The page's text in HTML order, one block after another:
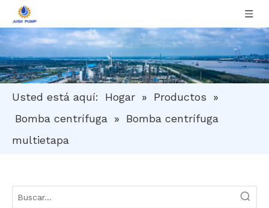
Usted está aquí: Hogar » Productos
»
Bomba centrífuga »
Bomba centrífuga
multietapa